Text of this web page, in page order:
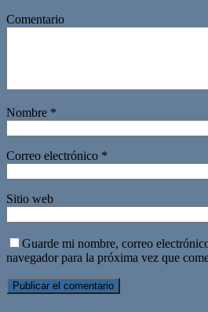
Comentario
Nombre *
Correo electrónico *
Sitio web
Guarde mi nombre, correo
navegador para la próxima vez que